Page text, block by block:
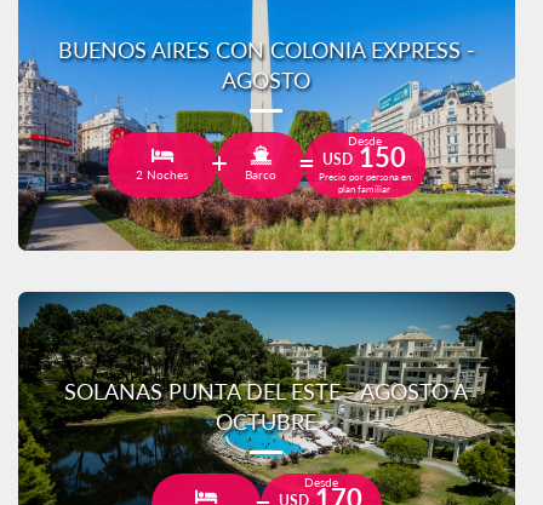
BUENOS AIRES CON COLONIA EXPRESS -
AGOSTO
2 Noches Barco
Desde
USD 150
Precio por persona en
plan familiar
SOLANAS PUNTA DEL ESTE - AGOSTO A
OCTUBRE
Desde
USD 170